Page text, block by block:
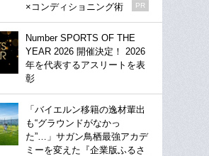
×コンディショニング術
PR
Number SPORTS OF THE
YEAR 2026 開催決定！ 2026
年を代表するアスリートを表
彰
「バイエルン移籍の逸材輩出
も“グラウンドがなかっ
た”…」サガン鳥栖最強アカデ
ミーを変えた『企業版ふるさ